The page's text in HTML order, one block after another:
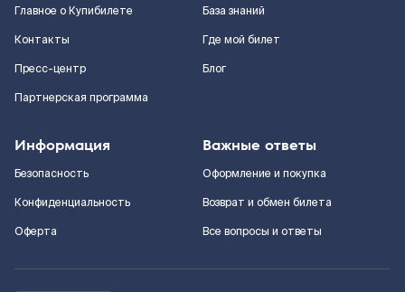
Главное о Купибилете
Контакты
Пресс-центр
Партнерская программа
База знаний
Где мой билет
Блог
Информация
Безопасность
Конфиденциальность
Оферта
Важные ответы
Оформление и покупка
Возврат и обмен билета
Все вопросы и ответы